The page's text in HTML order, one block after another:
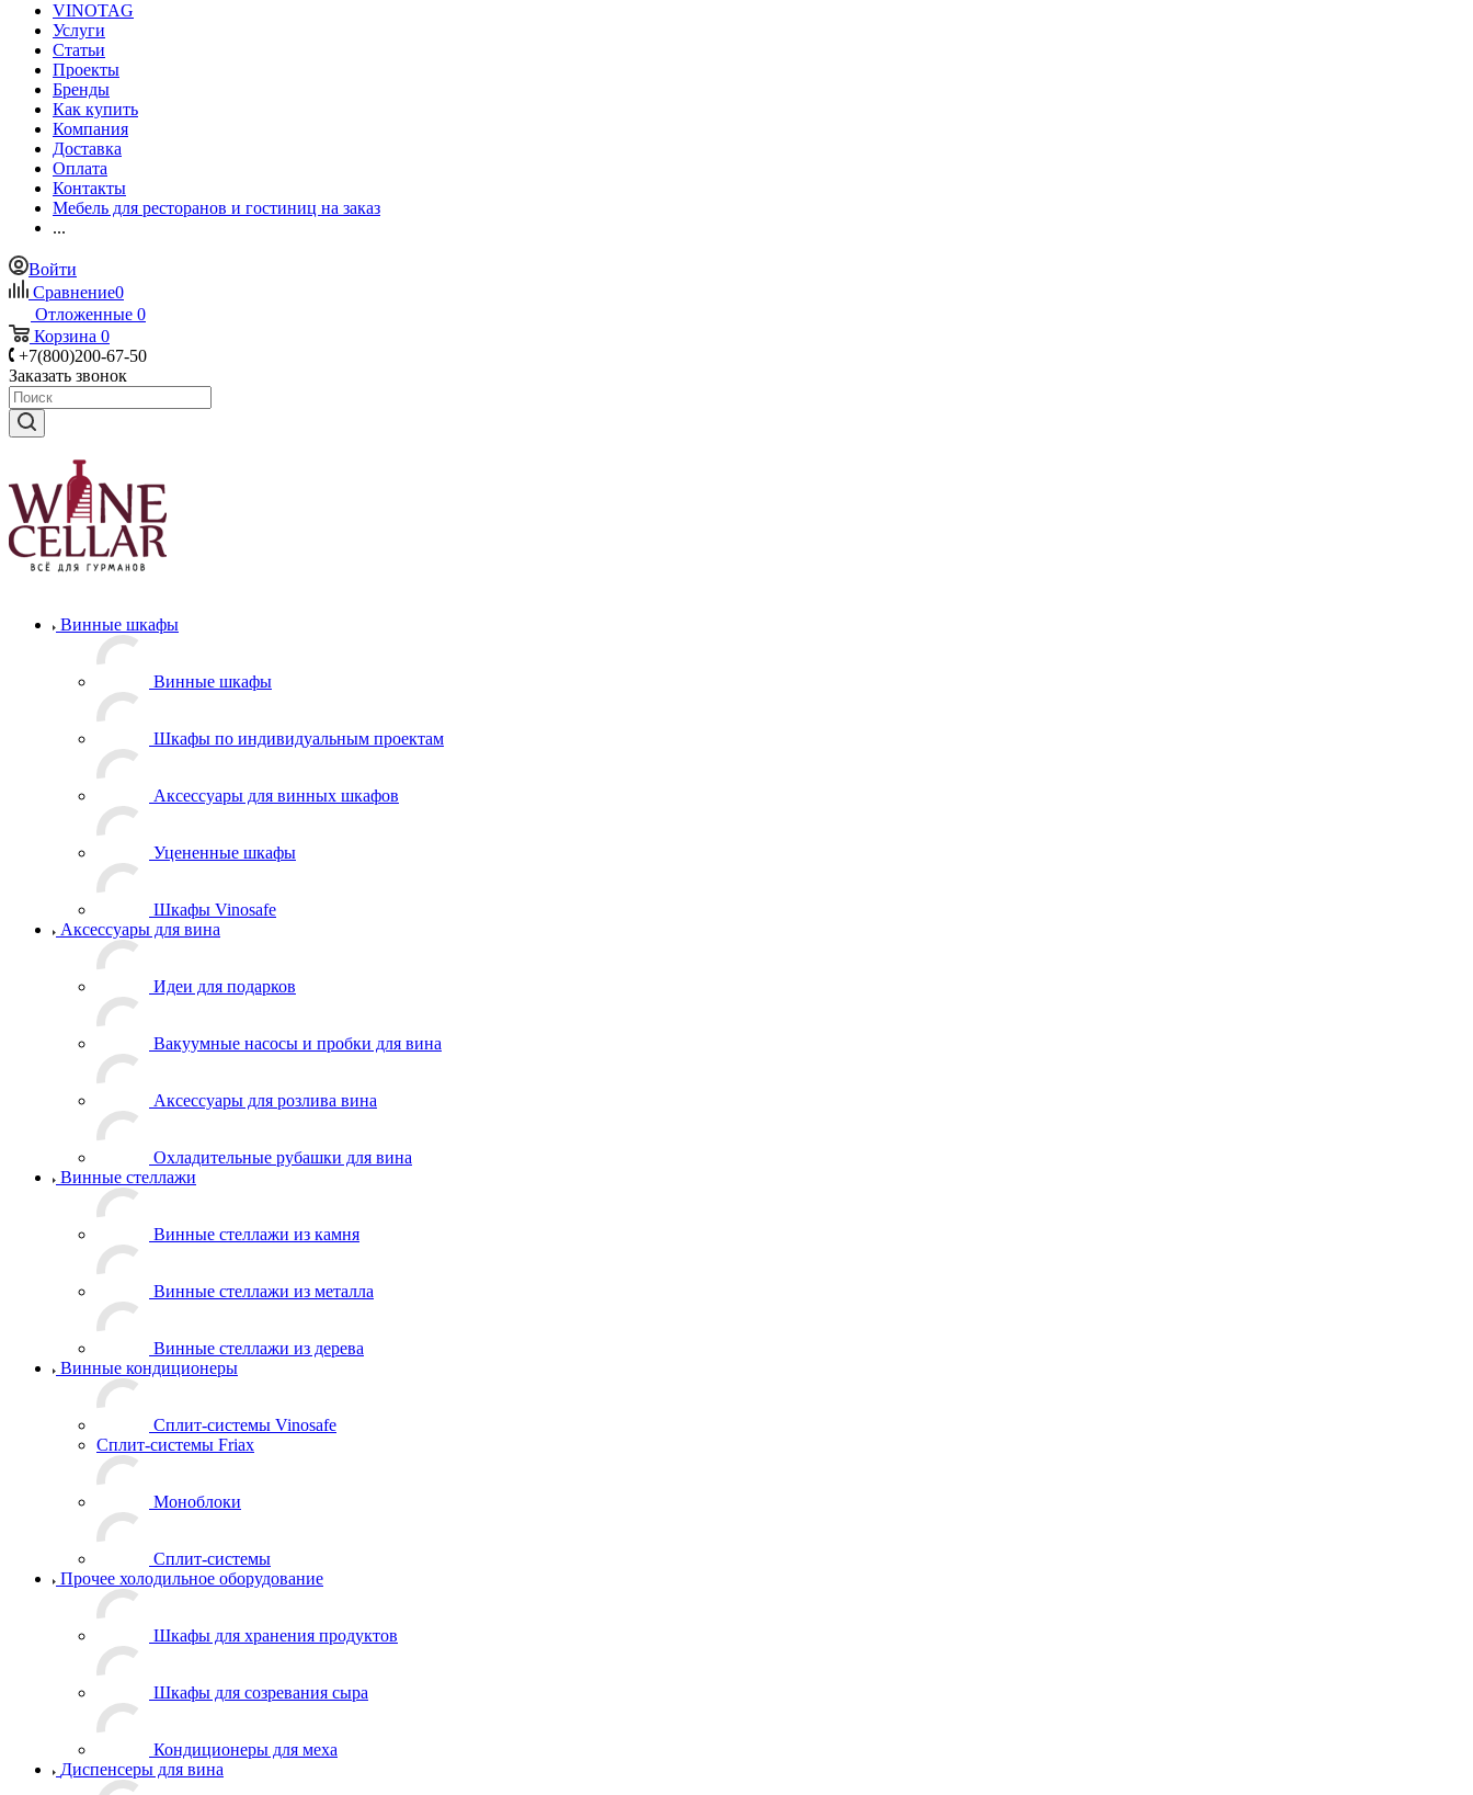
VINOTAG
Услуги
Статьи
Проекты
Бренды
Как купить
Компания
Доставка
Оплата
Контакты
Мебель для ресторанов и гостиниц на заказ
...
Войти
Сравнение0
Отложенные 0
Корзина 0
+7(800)200-67-50
Заказать звонок
Винные шкафы
Винные шкафы
Шкафы по индивидуальным проектам
Аксессуары для винных шкафов
Уцененные шкафы
Шкафы Vinosafe
Аксессуары для вина
Идеи для подарков
Вакуумные насосы и пробки для вина
Аксессуары для розлива вина
Охладительные рубашки для вина
Винные стеллажи
Винные стеллажи из камня
Винные стеллажи из металла
Винные стеллажи из дерева
Винные кондиционеры
Сплит-системы Vinosafe
Сплит-системы Friax
Моноблоки
Сплит-системы
Прочее холодильное оборудование
Шкафы для хранения продуктов
Шкафы для созревания сыра
Кондиционеры для меха
Диспенсеры для вина